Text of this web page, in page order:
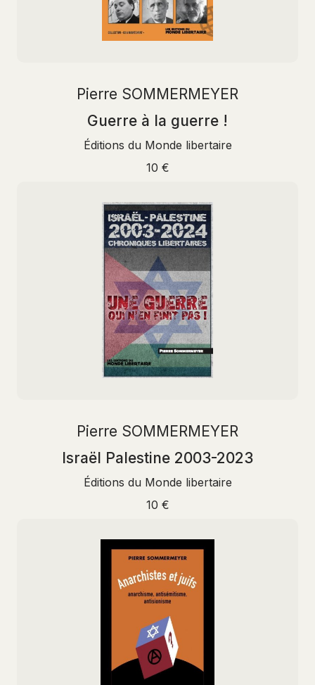
Pierre SOMMERMEYER
Guerre à la guerre !
Éditions du Monde libertaire
10 €
Pierre SOMMERMEYER
Israël Palestine 2003-2023
Éditions du Monde libertaire
10 €